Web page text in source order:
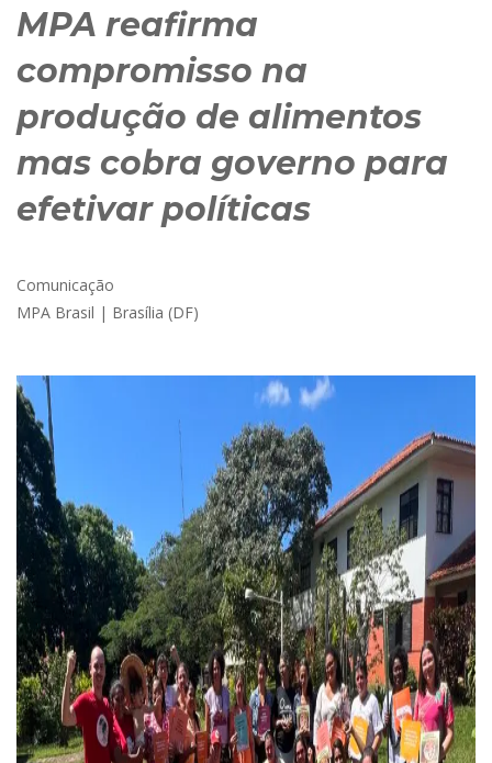
MPA reafirma
compromisso na
produção de alimentos
mas cobra governo para
efetivar políticas
Comunicação
MPA Brasil | Brasília (DF)